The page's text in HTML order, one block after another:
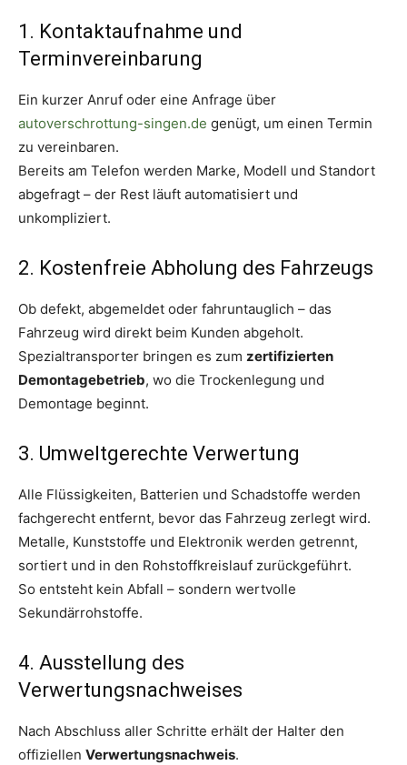
1. Kontaktaufnahme und
Terminvereinbarung
Ein kurzer Anruf oder eine Anfrage über
autoverschrottung-singen.de genügt, um einen Termin
zu vereinbaren.
Bereits am Telefon werden Marke, Modell und Standort
abgefragt – der Rest läuft automatisiert und
unkompliziert.
2. Kostenfreie Abholung des Fahrzeugs
Ob defekt, abgemeldet oder fahruntauglich – das
Fahrzeug wird direkt beim Kunden abgeholt.
Spezialtransporter bringen es zum zertifizierten
Demontagebetrieb, wo die Trockenlegung und
Demontage beginnt.
3. Umweltgerechte Verwertung
Alle Flüssigkeiten, Batterien und Schadstoffe werden
fachgerecht entfernt, bevor das Fahrzeug zerlegt wird.
Metalle, Kunststoffe und Elektronik werden getrennt,
sortiert und in den Rohstoffkreislauf zurückgeführt.
So entsteht kein Abfall – sondern wertvolle
Sekundärrohstoffe.
4. Ausstellung des
Verwertungsnachweises
Nach Abschluss aller Schritte erhält der Halter den
offiziellen Verwertungsnachweis.